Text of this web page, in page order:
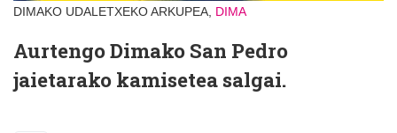
DIMAKO UDALETXEKO ARKUPEA, DIMA
Aurtengo Dimako San Pedro
jaietarako kamisetea salgai.